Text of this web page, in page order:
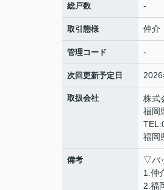
総戸数 -
取引態様 仲介
管理コード -
次回更新予定日
取扱会社
株式
福岡
福岡
備考
▽バ
1.仲
2.福